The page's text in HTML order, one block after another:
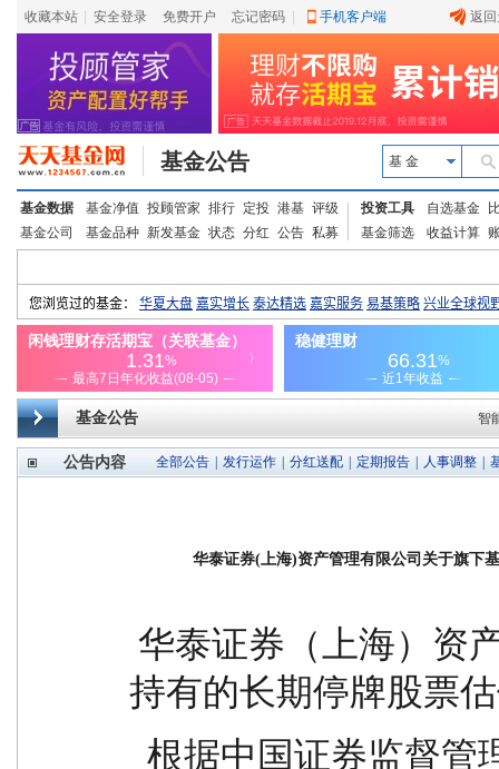
收藏本站 安全登录 免费开户 忘记密码 手机客户端 返
基金公告 基 金
基金数据 基金净值 投顾管家 排行 定投 港基 评级
基金公司
基金品种 新发基金 状态 分红 公告 私募
投资工具 自选基金
基金筛选
收益计算
基金公告 智
公告内容 全部公告 发行运作 分红送配 定期报告 人事调整
华泰证券(上海)资产管理有限公司关于旗下
持有的长期停牌股票